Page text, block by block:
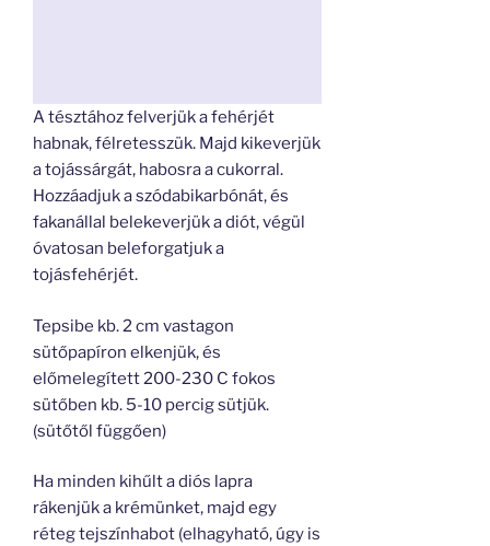
A tésztához felverjük a fehérjét
habnak, félretesszük. Majd kikeverjük
a tojássárgát, habosra a cukorral.
Hozzáadjuk a szódabikarbónát, és
fakanállal belekeverjük a diót, végül
óvatosan beleforgatjuk a
tojásfehérjét.
Tepsibe kb. 2 cm vastagon
sütőpapíron elkenjük, és
előmelegített 200-230 C fokos
sütőben kb. 5-10 percig sütjük.
(sütőtől függően)
Ha minden kihűlt a diós lapra
rákenjük a krémünket, majd egy
réteg tejszínhabot (elhagyható, úgy is